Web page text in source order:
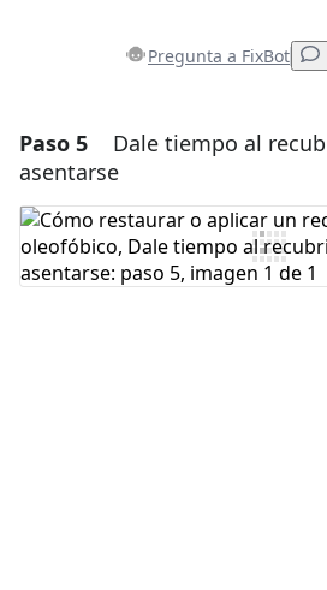
Pregunta a FixBot
Agregar un
Agregar Comentario
Paso 5
Dale tiempo al
asentarse